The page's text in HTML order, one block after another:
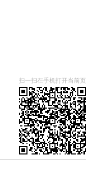
扫一扫在手机打开当前页